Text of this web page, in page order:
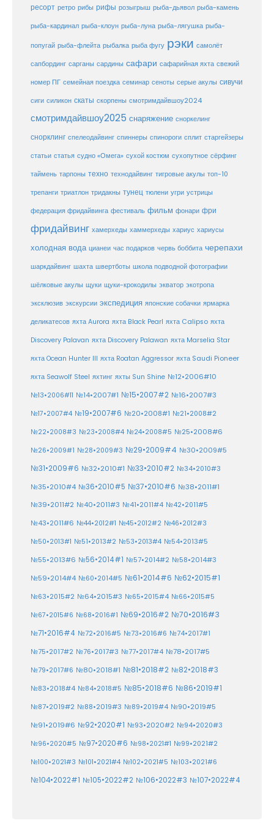
ресорт ретро рибы рифы розыгрыш рыба-дьявол рыба-камень
рыба-кардинал рыба-клоун рыба-луна рыба-лягушка рыба-
попугай рыба-флейта рыбалка рыба фугу рэки самолёт
сапбординг сарганы сардины сафари сафарийная яхта свежий
номер ПГ семейная поездка семинар сеноты серые акулы сивучи
сиги силикон скаты скорпены смотримдайвшоу2024
смотримдайвшоу2025 снаряжение сноркелинг
снорклинг спелеодайвинг спиннеры спинороги сплит старгейзеры
статьи статья судно «Омега» сухой костюм сухопутное сёрфинг
таймень тарпоны техно технодайвинг тигровые акулы топ-10
трепанги триатлон тридакны тунец тюлени угри устрицы
федерация фридайвинга фестиваль фильм фонари фри
фридайвинг хамерхеды хаммерхеды хариус хариусы
холодная вода цианеи час подарков червь боббита черепахи
шаркдайвинг шахта швертботы школа подводной фотографии
шёлковые акулы щуки щуки-крокодилы экватор экотропа
эксклюзив экскурсии экспедиция японские собачки ярмарка
деликатесов яхта Aurora яхта Black Pearl яхта Calipso яхта
Discovery Palavan яхта Discovery Palawan яхта Marselia Star
яхта Ocean Hunter III яхта Roatan Aggressor яхта Saudi Pioneer
яхта Seawolf Steel яхтинг яхты Sun Shine №12•2006#10
№13•2006#11 №14•2007#1 №15•2007#2 №16•2007#3
№17•2007#4 №19•2007#6 №20•2008#1 №21•2008#2
№22•2008#3 №23•2008#4 №24•2008#5 №25•2008#6
№26•2009#1 №28•2009#3 №29•2009#4 №30•2009#5
№31•2009#6 №32•2010#1 №33•2010#2 №34•2010#3
№35•2010#4 №36•2010#5 №37•2010#6 №38•2011#1
№39•2011#2 №40•2011#3 №41•2011#4 №42•2011#5
№43•2011#6 №44•2012#1 №45•2012#2 №46•2012#3
№50•2013#1 №51•2013#2 №53•2013#4 №54•2013#5
№55•2013#6 №56•2014#1 №57•2014#2 №58•2014#3
№59•2014#4 №60•2014#5 №61•2014#6 №62•2015#1
№63•2015#2 №64•2015#3 №65•2015#4 №66•2015#5
№67•2015#6 №68•2016#1 №69•2016#2 №70•2016#3
№71•2016#4 №72•2016#5 №73•2016#6 №74•2017#1
№75•2017#2 №76•2017#3 №77•2017#4 №78•2017#5
№79•2017#6 №80•2018#1 №81•2018#2 №82•2018#3
№83•2018#4 №84•2018#5 №85•2018#6 №86•2019#1
№87•2019#2 №88•2019#3 №89•2019#4 №90•2019#5
№91•2019#6 №92•2020#1 №93•2020#2 №94•2020#3
№96•2020#5 №97•2020#6 №98•2021#1 №99•2021#2
№100•2021#3 №101•2021#4 №102•2021#5 №103•2021#6
№104•2022#1 №105•2022#2 №106•2022#3 №107•2022#4